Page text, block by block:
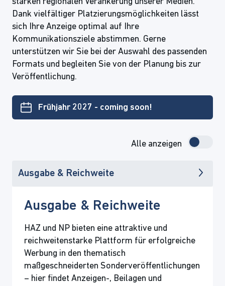
starken regionalen Verankerung unserer Medien.
Dank vielfältiger Platzierungsmöglichkeiten lässt
sich Ihre Anzeige optimal auf Ihre
Kommunikationsziele abstimmen. Gerne
unterstützen wir Sie bei der Auswahl des passenden
Formats und begleiten Sie von der Planung bis zur
Veröffentlichung.
Frühjahr 2027 - coming soon!
Alle anzeigen
Ausgabe & Reichweite
Ausgabe & Reichweite
HAZ und NP bieten eine attraktive und
reichweitenstarke Plattform für erfolgreiche
Werbung in den thematisch
maßgeschneiderten Sonderveröffentlichungen
– hier findet Anzeigen-, Beilagen und